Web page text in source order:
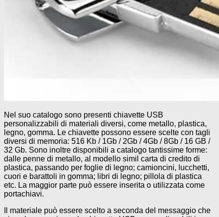
Nel suo catalogo sono presenti chiavette USB
personalizzabili di materiali diversi, come metallo, plastica,
legno, gomma. Le chiavette possono essere scelte con tagli
diversi di memoria: 516 Kb / 1Gb / 2Gb / 4Gb / 8Gb / 16 GB /
32 Gb. Sono inoltre disponibili a catalogo tantissime forme:
dalle penne di metallo, al modello simil carta di credito di
plastica, passando per foglie di legno; camioncini, lucchetti,
cuori e barattoli in gomma; libri di legno; pillola di plastica
etc. La maggior parte può essere inserita o utilizzata come
portachiavi.
Il materiale può essere scelto a seconda del messaggio che